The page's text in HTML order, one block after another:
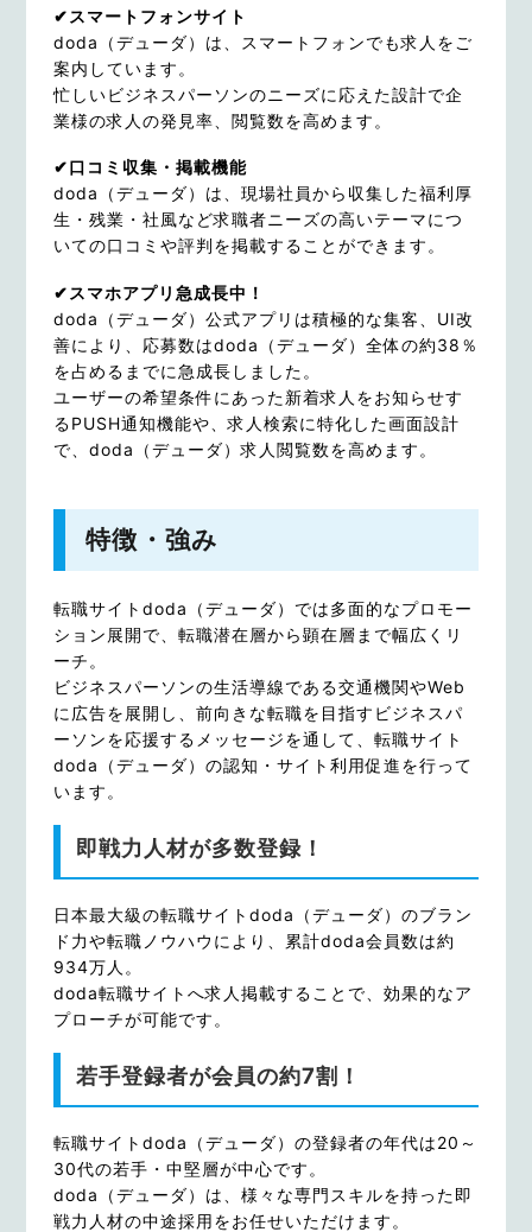
✔スマートフォンサイト
doda（デューダ）は、スマートフォンでも求人をご
案内しています。
忙しいビジネスパーソンのニーズに応えた設計で企
業様の求人の発見率、閲覧数を高めます。
✔口コミ収集・掲載機能
doda（デューダ）は、現場社員から収集した福利厚
生・残業・社風など求職者ニーズの高いテーマにつ
いての口コミや評判を掲載することができます。
✔スマホアプリ急成長中！
doda（デューダ）公式アプリは積極的な集客、UI改
善により、応募数はdoda（デューダ）全体の約38％
を占めるまでに急成長しました。
ユーザーの希望条件にあった新着求人をお知らせす
るPUSH通知機能や、求人検索に特化した画面設計
で、doda（デューダ）求人閲覧数を高めます。
特徴・強み
転職サイトdoda（デューダ）では多面的なプロモー
ション展開で、転職潜在層から顕在層まで幅広くリ
ーチ。
ビジネスパーソンの生活導線である交通機関やWeb
に広告を展開し、前向きな転職を目指すビジネスパ
ーソンを応援するメッセージを通して、転職サイト
doda（デューダ）の認知・サイト利用促進を行って
います。
即戦力人材が多数登録！
日本最大級の転職サイトdoda（デューダ）のブラン
ド力や転職ノウハウにより、累計doda会員数は約
934万人。
doda転職サイトへ求人掲載することで、効果的なア
プローチが可能です。
若手登録者が会員の約7割！
転職サイトdoda（デューダ）の登録者の年代は20～
30代の若手・中堅層が中心です。
doda（デューダ）は、様々な専門スキルを持った即
戦力人材の中途採用をお任せいただけます。